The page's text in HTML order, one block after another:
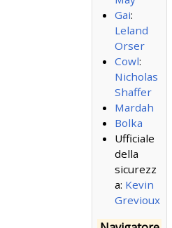
Gai:
Leland
Orser
Cowl:
Nicholas
Shaffer
Mardah
Bolka
Ufficiale
della
sicurezz
a: Kevin
Grevioux